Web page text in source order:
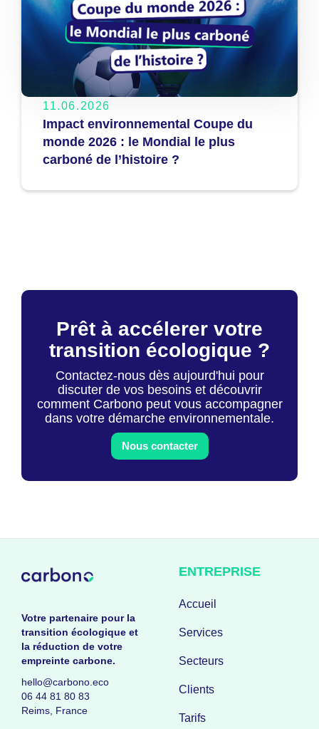
11.06.2026
Impact environnemental Coupe du
monde 2026 : le Mondial le plus
carboné de l’histoire ?
Prêt à accélerer votre
transition écologique ?
Contactez-nous dès aujourd'hui pour
discuter de vos besoins et découvrir
comment Carbono peut vous accompagner
dans votre démarche environnementale.
Nous contacter
Votre partenaire pour la
transition écologique et
la réduction de votre
empreinte carbone.
hello@carbono.eco
06 44 81 80 83
Reims, France
ENTREPRISE
Accueil
Services
Secteurs
Clients
Tarifs